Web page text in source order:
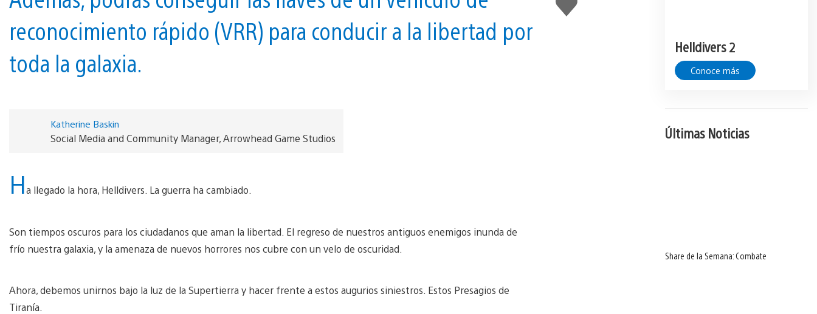
gusta
reconocimiento rápido (VRR) para conducir a la libertad por
toda la galaxia.
Katherine Baskin
Social Media and Community Manager, Arrowhead Game Studios
Ha llegado la hora, Helldivers. La guerra ha cambiado.
Son tiempos oscuros para los ciudadanos que aman la libertad. El regreso de nuestros antiguos enemigos inunda de
frío nuestra galaxia, y la amenaza de nuevos horrores nos cubre con un velo de oscuridad.
Ahora, debemos unirnos bajo la luz de la Supertierra y hacer frente a estos augurios siniestros. Estos Presagios de
Tiranía.
Helldivers 2
Conoce más
Últimas Noticias
Share de la Semana: Combate